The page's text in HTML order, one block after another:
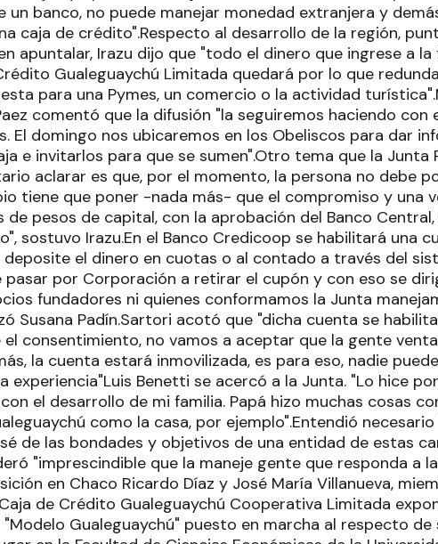
banco, no puede manejar monedad extranjera y
caja de crédito".Respecto al desarrollo de la región,
apuntalar, Irazu dijo que "todo el dinero que ingrese a la
Gualeguaychú Limitada quedará por lo que
para una Pymes, un comercio o la actividad
comentó que la difusión "la seguiremos haciendo con
El domingo nos ubicaremos en los Obeliscos para dar
e invitarlos para que se sumen".Otro tema que la Junta
aclarar es que, por el momento, la persona no debe
tiene que poner -nada más- que el compromiso y una
de pesos de capital, con la aprobación del Banco
sostuvo Irazu.En el Banco Credicoop se habilitará una
el dinero en cuotas o al contado a través del
pasar por Corporación a retirar el cupón y con eso se
fundadores ni quienes conformamos la Junta
Susana Padín.Sartori acotó que "dicha cuenta se
el consentimiento, no vamos a aceptar que la gente
la cuenta estará inmovilizada, es para eso, nadie
experiencia"Luis Benetti se acercó a la Junta. "Lo hice
el desarrollo de mi familia. Papá hizo muchas cosas
como la casa, por ejemplo".Entendió
de las bondades y objetivos de una entidad de estas
"imprescindible que la maneje gente que responda a la
en Chaco Ricardo Díaz y José María Villanueva,
de Crédito Gualeguaychú Cooperativa Limitada
"Modelo Gualeguaychú" puesto en marcha al respecto de